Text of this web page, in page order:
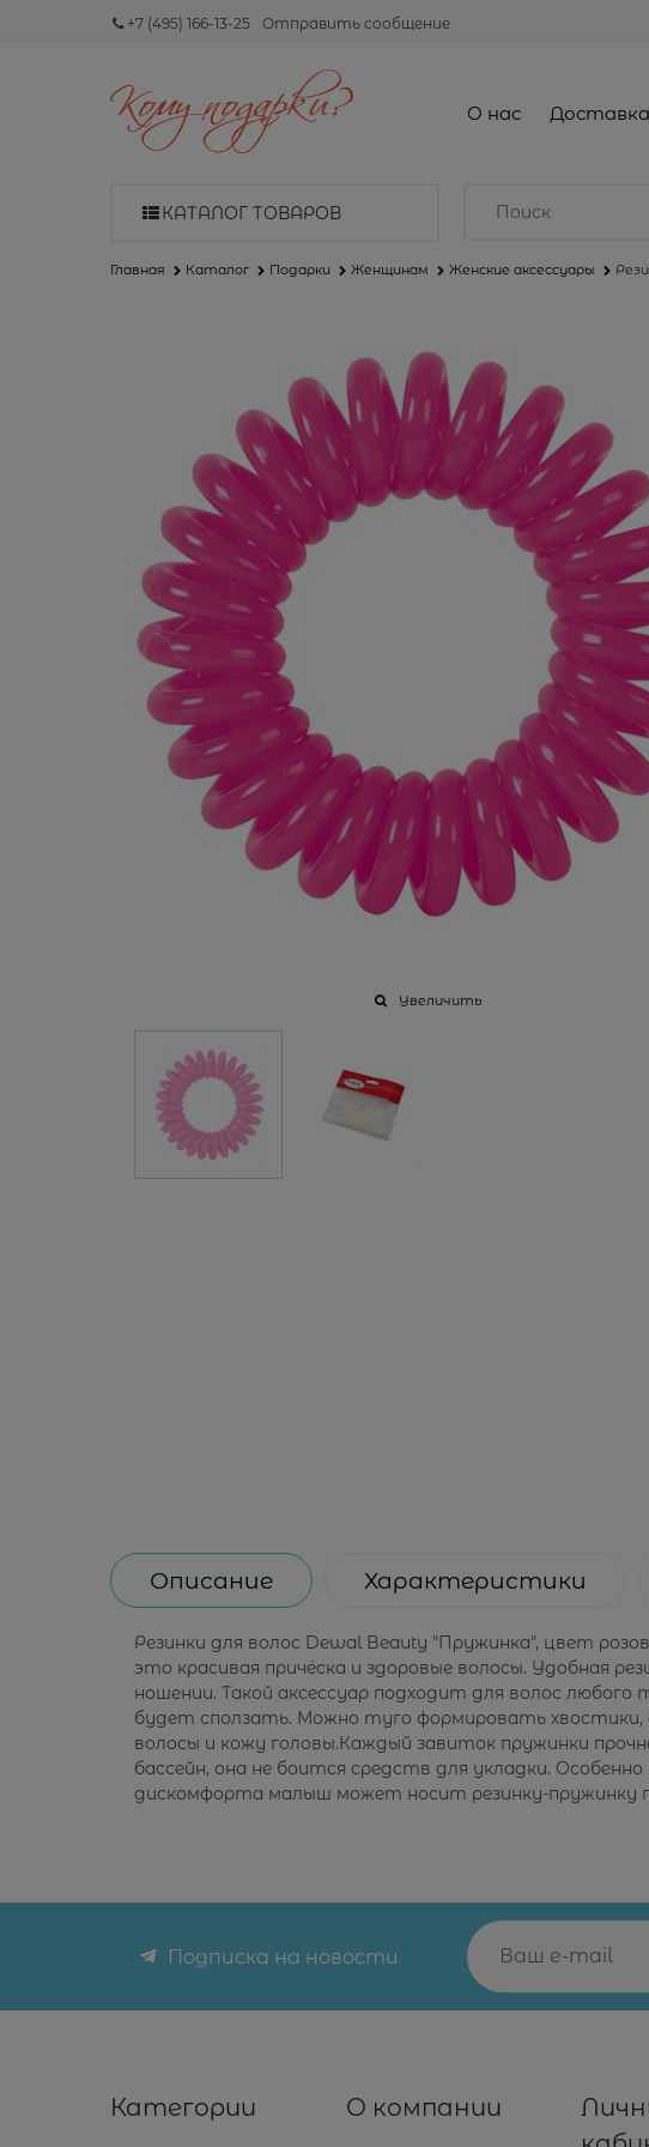
+7 (495) 166-13-25 Отправить сообщение
О нас
КАТАЛОГ ТОВАРОВ
Главная Каталог Подарки Женщинам Женские аксессуары
Увеличить
Описание Характеристики
Резинки для волос Dewal Beauty "Пружинка", цвет
это красивая причёска и здоровые волосы. Удобная
ношении. Такой аксессуар подходит для волос
будет сползать. Можно туго формировать хвостики,
волосы и кожу головы.Каждый завиток пружинки
бассейн, она не боится средств для укладки.
дискомфорта малыш может носит резинку-пружинку
Подписка на новости
Категории О компании